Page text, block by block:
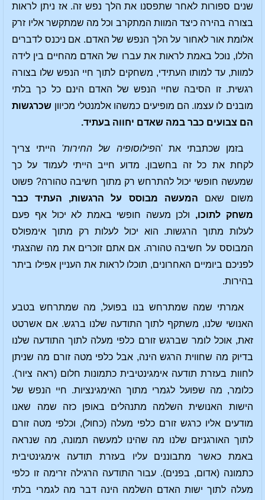
שנים ספורות לאחר שתפסנו את הלך נפש זה. אז ניתן לראות
בצורה בהירה כיצד המוות המתקרב וכל מה שמתקשר אליו זרק
אלומת אור לאחור על הלך הנפש של האדם. אם ניכנס לדברים
הללו, נוכל באמת לראות את עברו של האדם מהחיים בין לידה
למוות, עד למותו העתידי, משחקים לתוך חיי הנפש שלו בצורה
רגשית. זו הסיבה שחיי הנפש של האדם הינם כל כך בלתי
מובנים לו עצמו. הם מופיעים כמשהו אלמנטלי מכיוון שכרגשות
הם צבועים כבר במה שאדם יחווה בעתיד.
בזמן שכתבתי את 'הפילוסופיה של החירות' הייתי צריך
לקחת את כל זה בחשבון. מדוע חייב הייתי לעמוד על כך
שמעשה חופשי יכול להתרחש רק מתוך חשיבה טהורה? פשוט
משום שאם המעשה מבוסס על הרגשות, העתיד כבר
משחק לתוכו, ולכן מעשה חופשי באמת לא יכול אף פעם
לעלות מתוך הרגשות. הוא יכול לעלות רק מתוך אימפולס
המבוסס על חשיבה טהורה. אם אתם זוכרים את מה שהצגתי
לפניכם ביומיים האחרונים, תוכלו לראות את העניין אפילו ביתר
בהירות.
אמרתי שמה שמתרחש בנו בפועל, מה שמתרחש בטבע
האנושי שלנו, משתקף לתוך התודעה שלנו ברגש. אם אשרטט
זאת, אוכל לומר שברגש זורם כלפי מעלה לתוך התודעה שלנו
בדיוק מה שחווית הרגש הינה, אבל כלפי מטה זורם מה שניתן
לחוות בעזרת תודעה אימגינטיבית כתמונות חלום (ראה ציור).
כלומר, מה שפועל לגמרי מתוך האימגינציות. חיי הנפש של
הישות האנושית השלמה מתנהלים באופן כזה שמה שאנו
מודעים אליו כרגש זורם כלפי מעלה (כחול), וכלפי מטה זורם
לתוך האורגניזם שלנו מה שהינו למעשה תמונה, מה שנראה
באמת כאשר מתבוננים עליו בעזרת תודעה אימגינטיבית
כתמונה (אדום, בפנים). עבור התודעה הרגילה זרימה זו כלפי
מעלה לתוך ישות האדם השלמה הינה דבר מה לגמרי בלתי